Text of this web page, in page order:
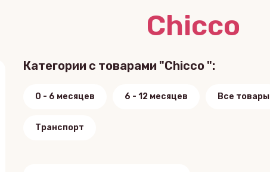
Chicco
Категории с товарами "Chicco ":
0 - 6 месяцев 6 - 12 месяцев Все товары
Транспорт